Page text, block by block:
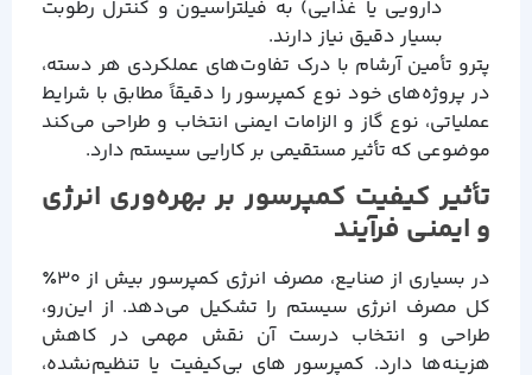
دارویی یا غذایی) به فیلتراسیون و کنترل رطوبت
بسیار دقیق نیاز دارند.
پترو تأمین آرشام با درک تفاوت‌های عملکردی هر دسته،
در پروژه‌های خود نوع کمپرسور را دقیقاً مطابق با شرایط
عملیاتی، نوع گاز و الزامات ایمنی انتخاب و طراحی می‌کند
موضوعی که تأثیر مستقیمی بر کارایی سیستم دارد.
تأثیر کیفیت کمپرسور بر بهره‌وری انرژی
و ایمنی فرآیند
در بسیاری از صنایع، مصرف انرژی کمپرسور بیش از ۳۰٪
کل مصرف انرژی سیستم را تشکیل می‌دهد. از این‌رو،
طراحی و انتخاب درست آن نقش مهمی در کاهش
هزینه‌ها دارد. کمپرسور های بی‌کیفیت یا تنظیم‌نشده،